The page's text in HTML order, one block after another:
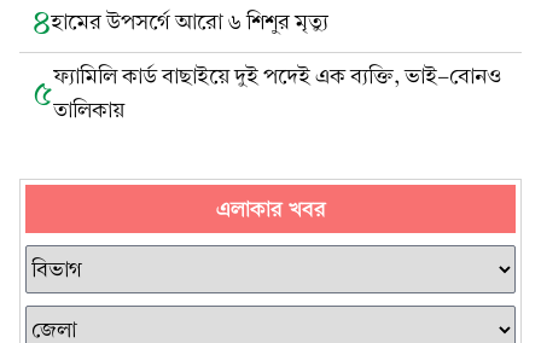
৪হামের উপসর্গে আরো ৬ শিশুর মৃত্যু
৫ফ্যামিলি কার্ড বাছাইয়ে দুই পদেই এক ব্যক্তি, ভাই-বোনও
তালিকায়
এলাকার খবর